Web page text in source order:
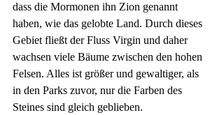
dass die Mormonen ihn Zion genannt
haben, wie das gelobte Land. Durch dieses
Gebiet fließt der Fluss Virgin und daher
wachsen viele Bäume zwischen den hohen
Felsen. Alles ist größer und gewaltiger, als
in den Parks zuvor, nur die Farben des
Steines sind gleich geblieben.